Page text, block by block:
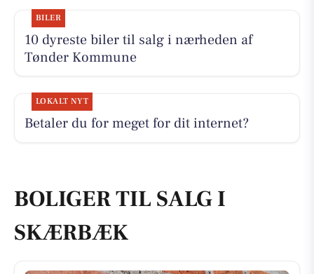
BILER
10 dyreste biler til salg i nærheden af
Tønder Kommune
LOKALT NYT
Betaler du for meget for dit internet?
BOLIGER TIL SALG I
SKÆRBÆK